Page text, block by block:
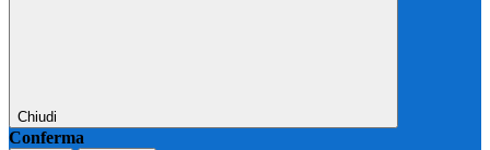
Chiudi
Conferma